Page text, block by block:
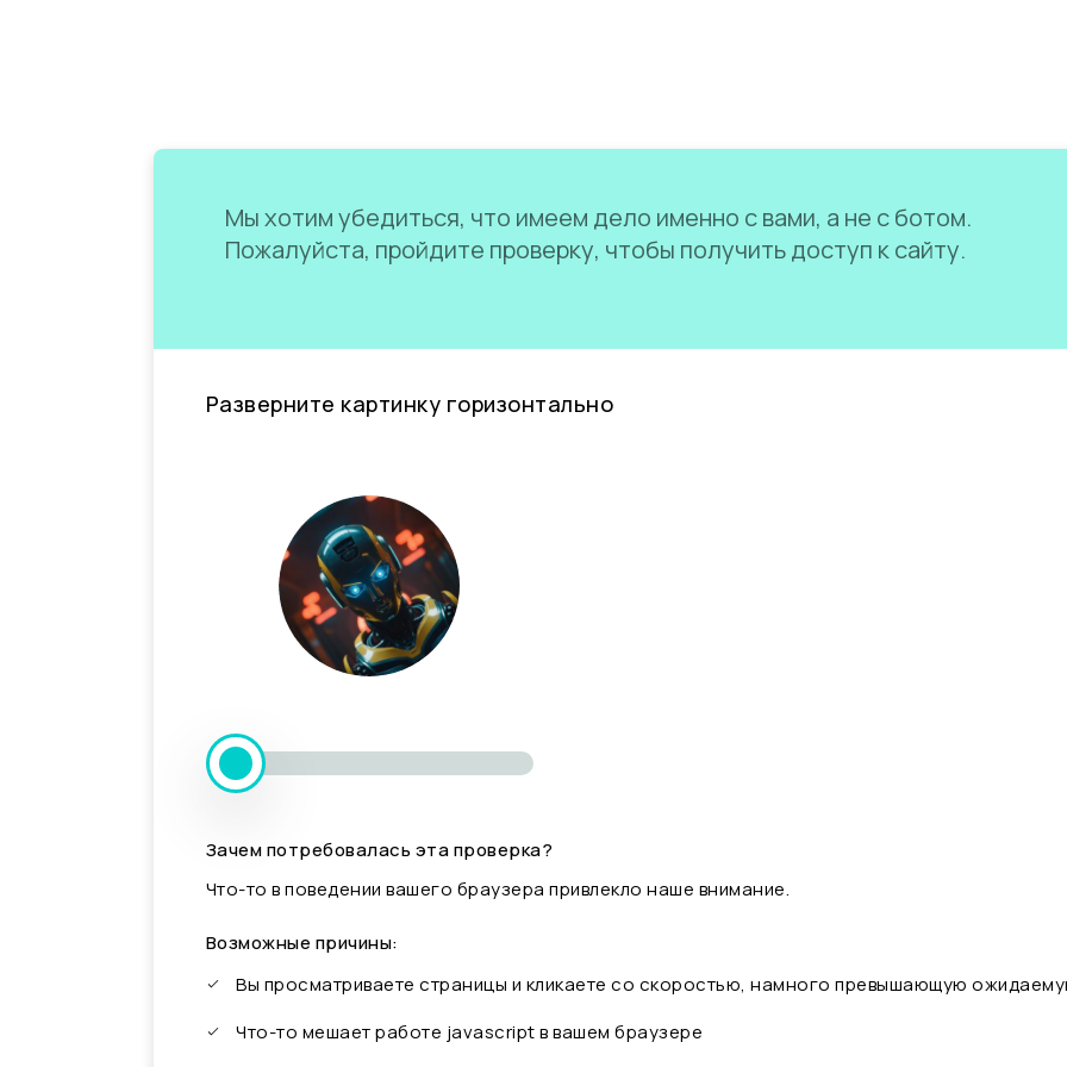
Мы хотим убедиться, что имеем дело именно с вами, а не с ботом.
Пожалуйста, пройдите проверку, чтобы получить доступ к сайту.
Разверните картинку горизонтально
Зачем потребовалась эта проверка?
Что-то в поведении вашего браузера привлекло наше внимание.
Возможные причины:
Вы просматриваете страницы и кликаете со скоростью, намного превышающую
Что-то мешает работе javascript в вашем браузере